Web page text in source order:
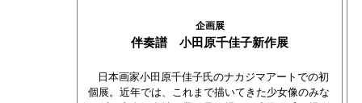
企画展
伴奏譜 小田原千佳子新作展
日本画家小田原千佳子氏のナカジマアートでの初
個展。近年では、これまで描いてきた少女像のみな